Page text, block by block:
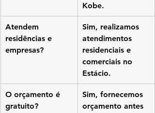
Kobe.
Atendem
residências e
empresas?
Sim, realizamos
atendimentos
residenciais e
comerciais no
Estácio.
O orçamento é
gratuito?
Sim, fornecemos
orçamento antes